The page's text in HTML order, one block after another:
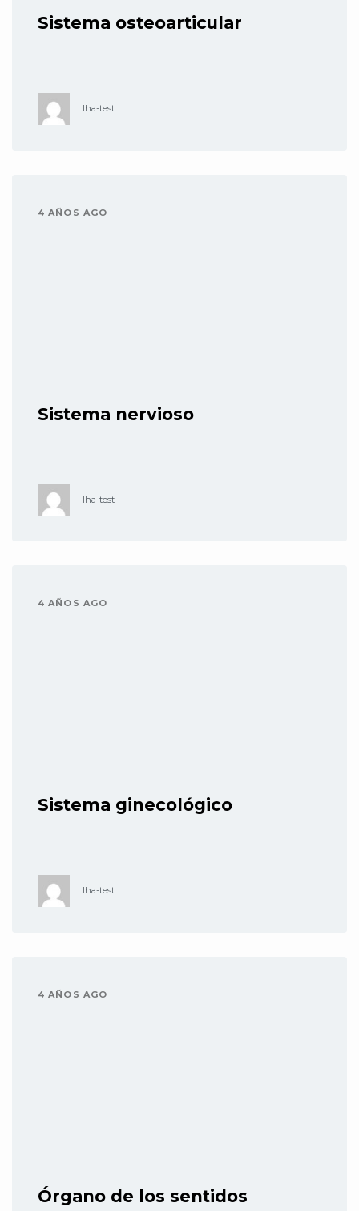
Sistema osteoarticular
lha-test
4 AÑOS AGO
Sistema nervioso
lha-test
4 AÑOS AGO
Sistema ginecológico
lha-test
4 AÑOS AGO
Órgano de los sentidos